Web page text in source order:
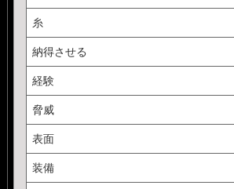
糸
納得させる
経験
脅威
表面
装備